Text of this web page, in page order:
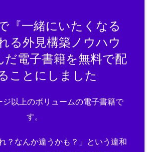
『一緒にいたくなる
る外見構築ノウハウ
だ電子書籍を無料で配
ことにしました
ジ以上のボリュームの電子書籍で
す。
？なんか違うかも？」という違和